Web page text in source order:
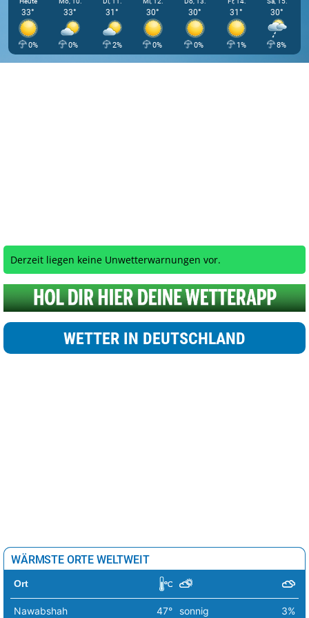
33°
0%
33°
0%
31°
2%
30°
0%
30°
0%
31°
1%
30°
8%
Derzeit liegen keine Unwetterwarnungen vor.
WETTER IN DEUTSCHLAND
WÄRMSTE ORTE WELTWEIT
Ort
Nawabshah 47° sonnig 3%